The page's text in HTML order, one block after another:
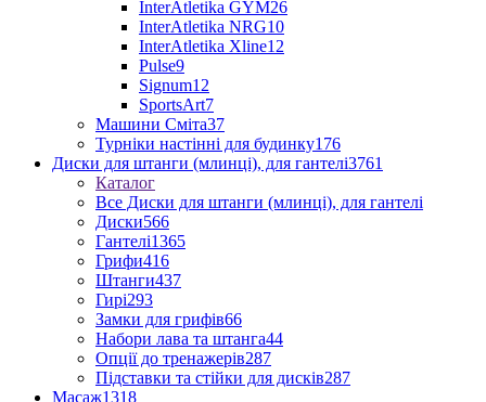
InterAtletika GYM26
InterAtletika NRG10
InterAtletika Xline12
Pulse9
Signum12
SportsArt7
Машини Сміта37
Турніки настінні для будинку176
Диски для штанги (млинці), для гантелі3761
Каталог
Все Диски для штанги (млинці), для гантелі
Диски566
Гантелі1365
Грифи416
Штанги437
Гирі293
Замки для грифів66
Набори лава та штанга44
Опції до тренажерів287
Підставки та стійки для дисків287
Масаж1318